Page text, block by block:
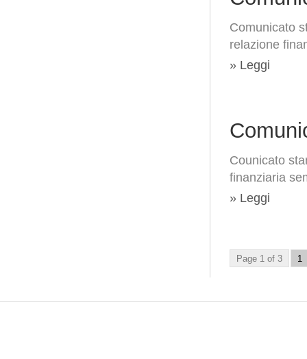
Comunicato
relazione
» Leggi
Counicato
finanziaria
» Leggi
Page 1 of 3 1